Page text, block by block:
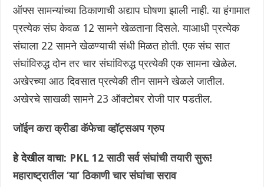
ऑफ्स सामन्यांच्या ठिकाणाची अद्याप घोषणा झाली नाही. या हंगामात
प्रत्येक संघ केवळ 12 सामने खेळताना दिसले. याआधी प्रत्येक
संघाला 22 सामने खेळण्याची संधी मिळत होती. एक संघ सात
संघांविरुद्ध दोन तर चार संघांविरुद्ध प्रत्येकी एक सामना खेळेल.
अखेरच्या आठ दिवसात प्रत्येकी तीन सामने खेळले जातील.
अखेरचे साखळी सामने 23 ऑक्टोबर रोजी पार पडतील.
जॉईन करा क्रीडा कॅफेचा व्हॉट्सअप ग्रुप
हे देखील वाचा: PKL 12 साठी सर्व संघांची तयारी सुरू!
महाराष्ट्रातील ‘या’ ठिकाणी चार संघांचा सराव